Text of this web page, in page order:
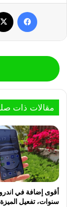
مقالات ذات
أقوى إضافة في
سنوات، تفعيل الميزة